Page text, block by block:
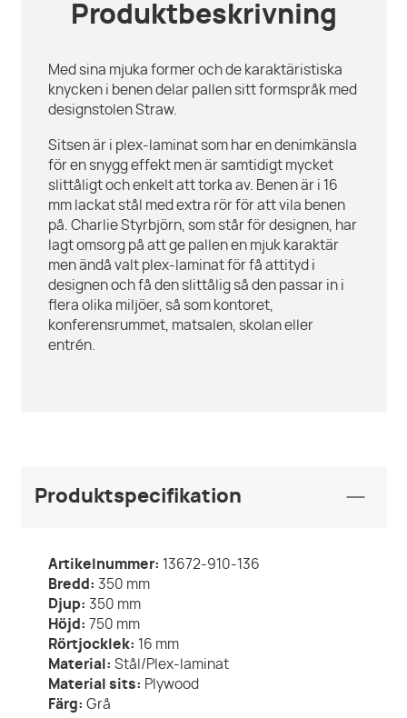
Produktbeskrivning
Med sina mjuka former och de karaktäristiska
knycken i benen delar pallen sitt formspråk med
designstolen Straw.
Sitsen är i plex-laminat som har en denimkänsla
för en snygg effekt men är samtidigt mycket
slittåligt och enkelt att torka av. Benen är i 16
mm lackat stål med extra rör för att vila benen
på. Charlie Styrbjörn, som står för designen, har
lagt omsorg på att ge pallen en mjuk karaktär
men ändå valt plex-laminat för få attityd i
designen och få den slittålig så den passar in i
flera olika miljöer, så som kontoret,
konferensrummet, matsalen, skolan eller
entrén.
Produktspecifikation
Artikelnummer: 13672-910-136
Bredd: 350 mm
Djup: 350 mm
Höjd: 750 mm
Rörtjocklek: 16 mm
Material: Stål/Plex-laminat
Material sits: Plywood
Färg: Grå